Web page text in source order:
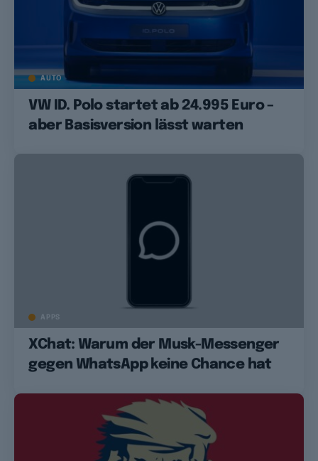
AUTO
VW ID. Polo startet ab 24.995 Euro –
aber Basisversion lässt warten
APPS
XChat: Warum der Musk-Messenger
gegen WhatsApp keine Chance hat